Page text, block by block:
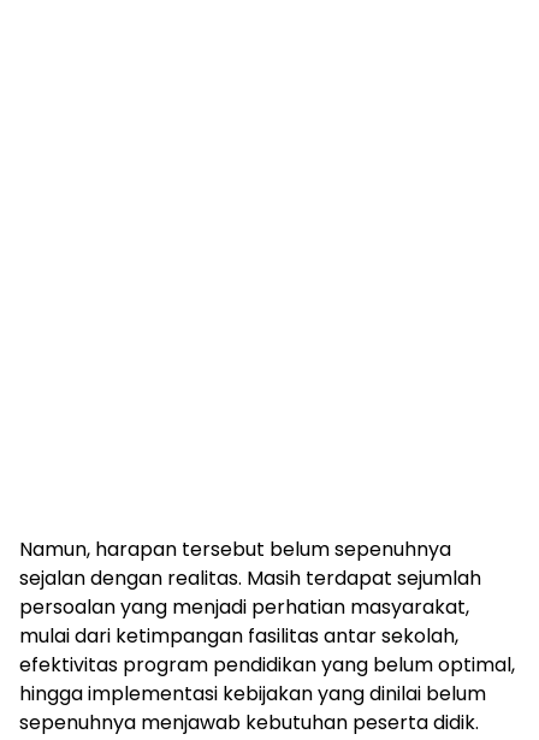
Namun, harapan tersebut belum sepenuhnya
sejalan dengan realitas. Masih terdapat sejumlah
persoalan yang menjadi perhatian masyarakat,
mulai dari ketimpangan fasilitas antar sekolah,
efektivitas program pendidikan yang belum optimal,
hingga implementasi kebijakan yang dinilai belum
sepenuhnya menjawab kebutuhan peserta didik.